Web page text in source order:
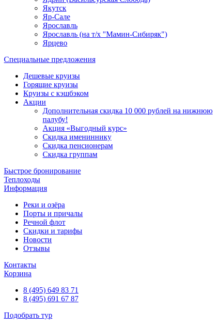
Якутск
Яр-Сале
Ярославль
Ярославль (на т/х "Мамин-Сибиряк")
Ярцево
Специальные предложения
Дешевые круизы
Горящие круизы
Круизы с кэшбэком
Акции
Дополнительная скидка 10 000 рублей на нижнюю
палубу!
Акция «Выгодный курс»
Скидка имениннику
Скидка пенсионерам
Скидка группам
Быстрое бронирование
Теплоходы
Информация
Реки и озёра
Порты и причалы
Речной флот
Скидки и тарифы
Новости
Отзывы
Контакты
Корзина
8 (495) 649 83 71
8 (495) 691 67 87
Подобрать тур